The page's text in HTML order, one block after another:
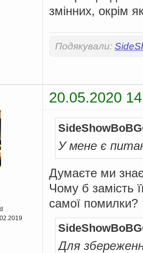
змінних, окрім
Подякували:
20.05.2020
У мене є
Думаєте ми
Чому б замість
самої помилки?
Для